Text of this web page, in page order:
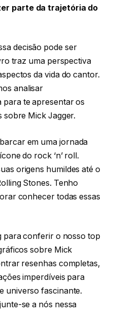
parte da trajetória do
decisão pode ser
traz uma perspectiva
da vida do cantor.
analisar
para te apresentar os
Mick Jagger.
em uma jornada
do rock ‘n’ roll.
origens humildes até o
Stones. Tenho
conhecer todas essas
para conferir o nosso top
sobre Mick
resenhas completas,
imperdíveis para
universo fascinante.
se a nós nessa